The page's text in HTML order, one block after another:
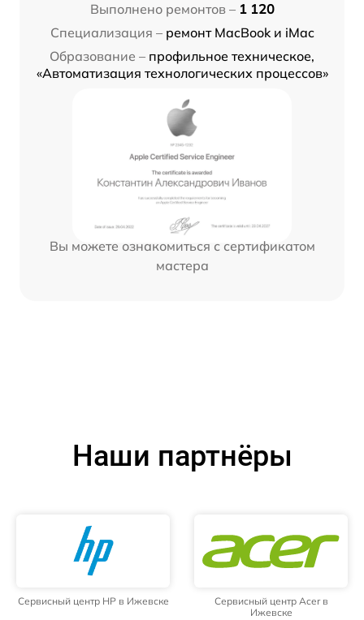
Выполнено ремонтов – 1 120
Специализация – ремонт MacBook и iMac
Образование – профильное техническое,
«Автоматизация технологических процессов»
Вы можете ознакомиться с сертификатом
мастера
Наши партнёры
Сервисный центр HP в Ижевске
Сервисный центр Acer в
Ижевске